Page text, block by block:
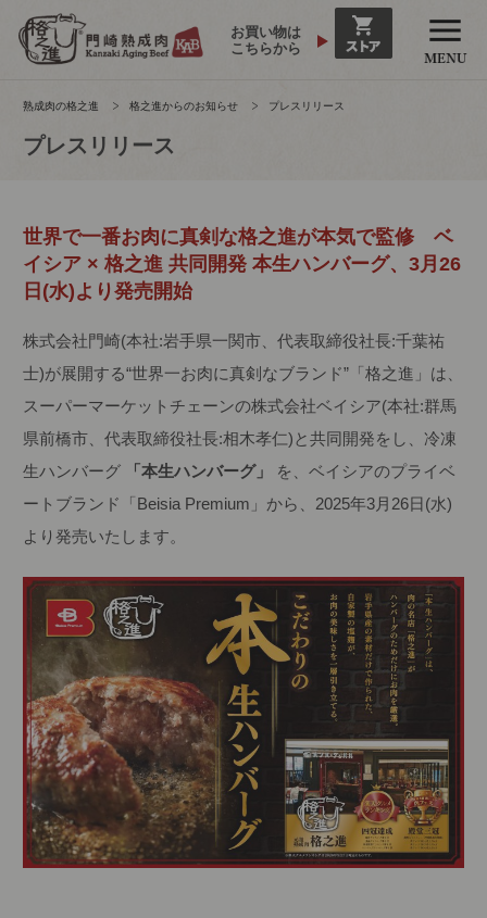
お買い物は
こちらから
熟成肉の格之進 格之進からのお知らせ プレスリリース
プレスリリース
世界で一番お肉に真剣な格之進が本気で監修 ベ
イシア × 格之進 共同開発 本生ハンバーグ、3月26
日(水)より発売開始
株式会社門崎(本社:岩手県一関市、代表取締役社長:千葉祐
士)が展開する“世界一お肉に真剣なブランド”「格之進」は、
スーパーマーケットチェーンの株式会社ベイシア(本社:群馬
県前橋市、代表取締役社長:相木孝仁)と共同開発をし、冷凍
生ハンバーグ
「本生ハンバーグ」
を、ベイシアのプライベ
ートブランド「Beisia Premium」から、2025年3月26日(水)
より発売いたします。